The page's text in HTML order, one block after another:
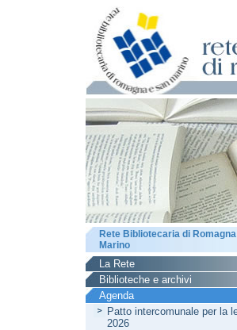
Rete Bibliotecaria di
Marino
La Rete
Biblioteche e archivi
Agenda
Patto intercomunale per la
2026